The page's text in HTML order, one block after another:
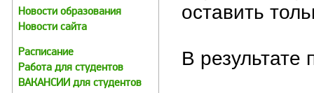
Новости образования
Новости сайта
Расписание
Работа для студентов
ВАКАНСИИ для студентов
оставить
В результате